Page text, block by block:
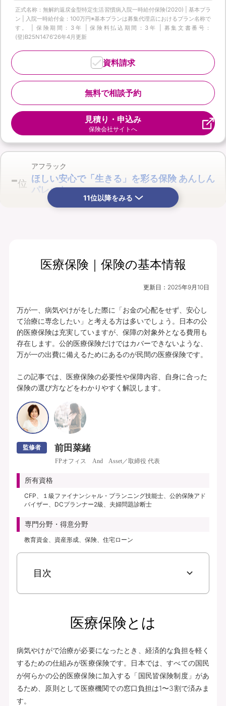
正式名称：無解約返戻金型特定生活習慣病入院一時給付保険(2020) | 基本プラ
ン | 入院一時給付金：100万円※基本プランは募集代理店におけるプラン名称で
す。 | 保険期間：3年 | 保険料払込期間：3年 | 募集文書番号：
(登)B25N1476‘26年4月更新
無料で相談予約
資料請求
見積り・申込み
保険会社サイトへ
-位
アフラック
ほしい安心で「生きる」を彩る保険 あんしん
パレット
月払保険料 保険期間
終身（総合先進医
プランの中身を見る
入院・手術・放射線治療、通院・先進医療
に備えられます。
豊富な特約ラインナップからお客さまのニ
ーズに合わせて保障を充実させることがで
きます。
あんしんパレット｜ていばん医療｜保険料払方タイプ：定額タイプ｜個別取扱
｜入院給付金日額5,000円（60日型）、通院給付金日額5,000円、手術・放射
線治療給付金特約 5万円(外来手術給付割合：100％)、総合先進医療特約付
き、保険料払込免除特約なし、初期入院10日給付特則付き、三大疾病支払日数
無制限延長特則付き | | 保険期間：終身（総合先進医療特約は10年） | 保険料
払込期間：終身（総合先進医療特約は10年） | 募集文書番号：AFH277-
2025-0355 2月17日(280217)
無料で相談予約
資料請求
11位以降をみる
医療保険｜保険の基本情報
更新日： 2025年9月10日
万が一、病気やけがをした際に「お金の心配をせず、安心し
て治療に専念したい」と考える方は多いでしょう。日本の公
的医療保険は充実していますが、保障の対象外となる費用も
存在します。公的医療保険だけではカバーできないような、
万が一の出費に備えるためにあるのが民間の医療保険です。
この記事では、医療保険の必要性や保障内容、自身に合った
保険の選び方などをわかりやすく解説します。
監修者 前田菜緒
FPオフィス And Asset／取締役 代表
所有資格
CFP、１級ファイナンシャル・プランニング技能士、公的保険アド
バイザー、DCプランナー2級、夫婦問題診断士
専門分野・得意分野
教育資金、資産形成、保険、住宅ローン
目次
医療保険とは
病気やけがで治療が必要になったとき、経済的な負担を軽く
するための仕組みが医療保険です。日本では、すべての国民
が何らかの公的医療保険に加入する「国民皆保険制度」があ
るため、原則として医療機関での窓口負担は1〜3割で済みま
す。